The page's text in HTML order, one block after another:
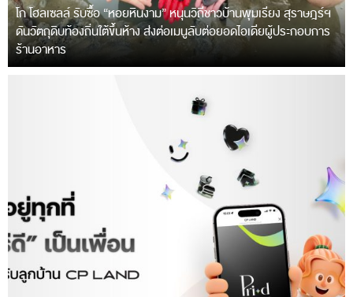
โก โฮลเซลล์ รับซื้อ “หอยหินงาม” หนุนวิถีชาวบ้านพุมเรียง สุราษฎร์ฯ
ดันวัตถุดิบท้องถิ่นใต้ขึ้นห้าง ส่งต่อเมนูลับต่อยอดไอเดียผู้ประกอบการ
ร้านอาหาร